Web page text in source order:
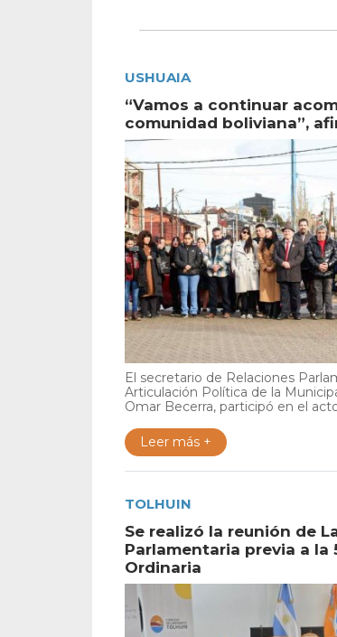
USHUAIA
“Vamos a continuar
comunidad boliviana”,
El secretario de Relaciones
Articulación Política de la
Omar Becerra, participó en el
Leer más +
TOLHUIN
Se realizó la reunión de
Parlamentaria previa a la
Ordinaria